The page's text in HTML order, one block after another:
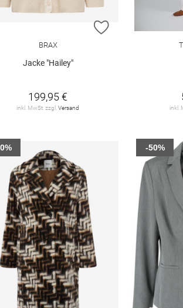
HINZUFÜGEN ZUR
BRAX
Jacke "Hailey"
199,95 €
inkl. MwSt. zzgl.Versand inkl.
-50%